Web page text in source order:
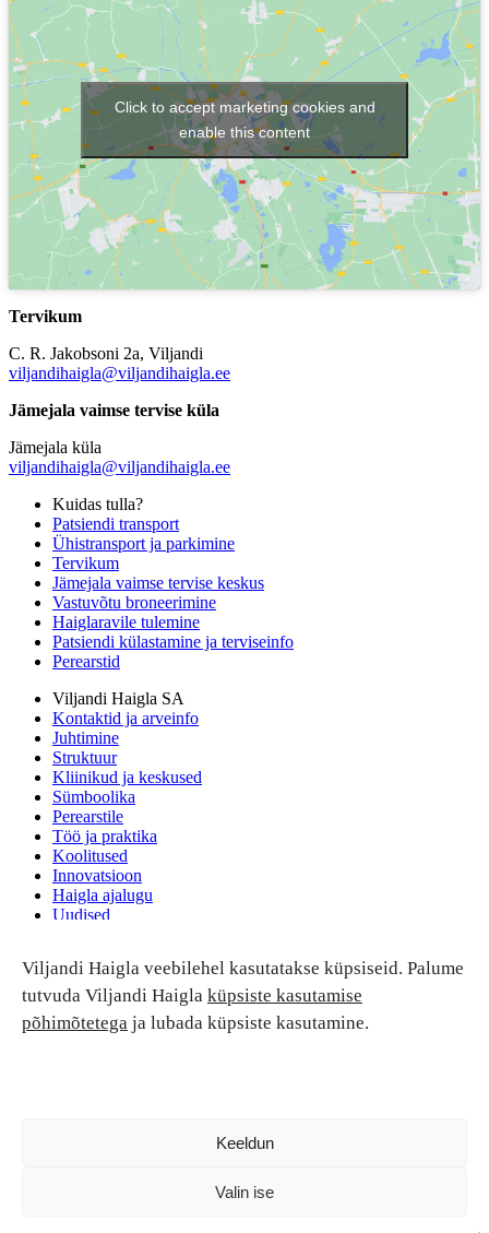
Viljandi Haigla veebilehel kasutatakse küpsiseid. Palume
tutvuda Viljandi Haigla küpsiste kasutamise
põhimõtetega ja lubada küpsiste kasutamine.
Keeldun
Valin ise
Click to accept marketing cookies and
enable this content
Tervikum
C. R. Jakobsoni 2a, Viljandi
viljandihaigla@viljandihaigla.ee
Jämejala vaimse tervise küla
Jämejala küla
viljandihaigla@viljandihaigla.ee
Kuidas tulla?
Patsiendi transport
Ühistransport ja parkimine
Tervikum
Jämejala vaimse tervise keskus
Vastuvõtu broneerimine
Haiglaravile tulemine
Patsiendi külastamine ja terviseinfo
Perearstid
Viljandi Haigla SA
Kontaktid ja arveinfo
Juhtimine
Struktuur
Kliinikud ja keskused
Sümboolika
Perearstile
Töö ja praktika
Koolitused
Innovatsioon
Haigla ajalugu
Uudised
Patsiendi turvalisus ja õigused
Patsiendi õigused ja kohustused
Patsiendiohutus
Patsientide nõukoda